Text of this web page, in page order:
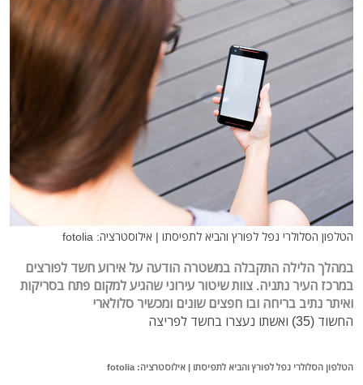
הטלפון הסלולרי נפל לפורץ והביא לתפיסתו | אילוסטרציה: fotolia
במהלך הלילה התקבלה במשטרה הודעה על אירוע חשד לפורצים
במרכז העיר נתניה. צוות שיטור עירוני שהגיע למקום פתח בסריקות
ואיתר נתיב בריחה ובו חפצים שונים ומכשיר סלולארי
החשוד (35) ואשתו נעצרו בחשד לפריצה
הטלפון הסלולרי נפל לפורץ והביא לתפיסתו | אילוסטרציה: fotolia